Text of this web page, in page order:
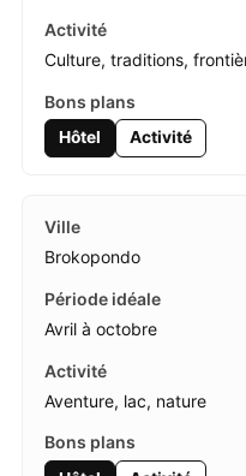
Culture, traditions,
Hôtel Activité
Brokopondo
Avril à octobre
Aventure, lac, nature